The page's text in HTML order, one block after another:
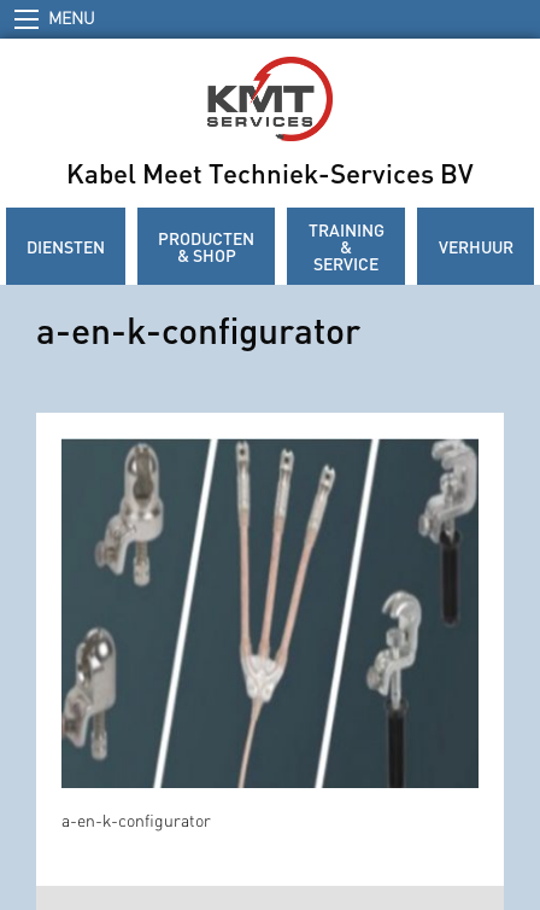
MENU
Kabel Meet Techniek-Services BV
DIENSTEN PRODUCTEN
& SHOP
TRAINING
&
SERVICE
VERHUUR
a-en-k-configurator
a-en-k-configurator